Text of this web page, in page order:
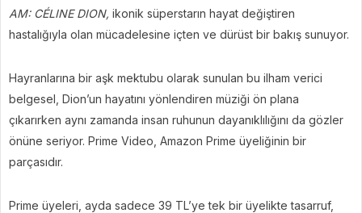
AM: CÉLINE DION, ikonik süperstarın hayat değiştiren
hastalığıyla olan mücadelesine içten ve dürüst bir bakış sunuyor.
Hayranlarına bir aşk mektubu olarak sunulan bu ilham verici
belgesel, Dion’un hayatını yönlendiren müziği ön plana
çıkarırken aynı zamanda insan ruhunun dayanıklılığını da gözler
önüne seriyor. Prime Video, Amazon Prime üyeliğinin bir
parçasıdır.
Prime üyeleri, ayda sadece 39 TL’ye tek bir üyelikte tasarruf,